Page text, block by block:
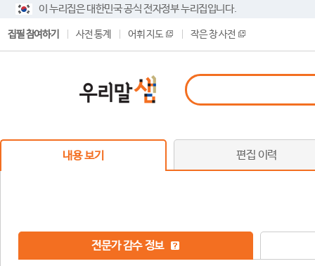
이 누리집은 대한민국 공식 전자정부 누리집입니다.
집필 참여하기 사전 통계 어휘 지도 작은 창 사전
내용 보기 편집 이력
전문가 감수 정보